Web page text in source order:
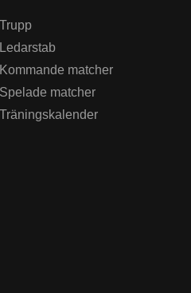
Trupp
Ledarstab
Kommande matcher
Spelade matcher
Träningskalender